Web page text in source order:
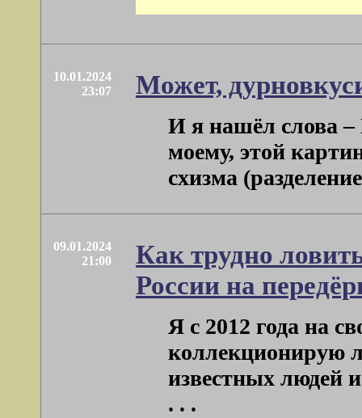
10.01.2024
23:07
Может,
И я нашёл слова –
моему, этой
схизма
09.01.2024
21:00
Как трудно
России на
Я с 2012 года на
коллекционирую
известных людей
. . .